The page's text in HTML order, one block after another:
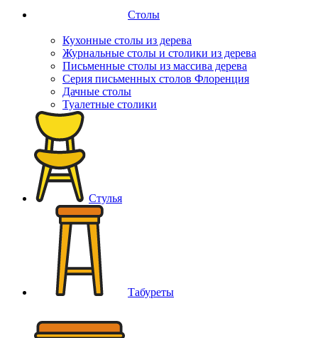
Столы
Кухонные столы из дерева
Журнальные столы и столики из дерева
Письменные столы из массива дерева
Серия письменных столов Флоренция
Дачные столы
Туалетные столики
Стулья
Табуреты